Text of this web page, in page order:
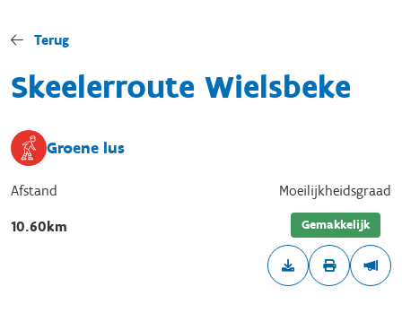
Terug
Skeelerroute Wielsbeke
Groene lus
Afstand
10.60km
Moeilijkheidsgraad
Gemakkelijk